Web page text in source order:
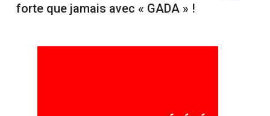
forte que jamais avec « GADA » !